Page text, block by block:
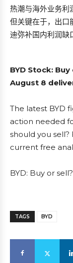
热潮与海外业务利
但关键在于，出
迪弥补国内利润缺
BYD Stock:
August 8
The latest BYD
action needed
should you
current free
BYD: Buy or sell?
TAGS BYD